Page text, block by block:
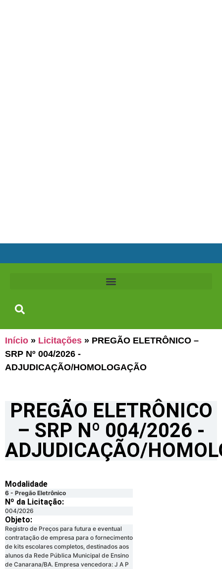
Início » Licitações » PREGÃO ELETRÔNICO –
SRP Nº 004/2026 -
ADJUDICAÇÃO/HOMOLOGAÇÃO
PREGÃO ELETRÔNICO
– SRP Nº 004/2026 -
ADJUDICAÇÃO/
Modalidade
6 - Pregão Eletrônico
Nº da Licitação: ​​
004/2026
Objeto:
Registro de Preços para futura e eventual
contratação de empresa para o fornecimento
de kits escolares completos, destinados aos
alunos da Rede Pública Municipal de Ensino
de Canarana/BA. Empresa vencedora: J A P